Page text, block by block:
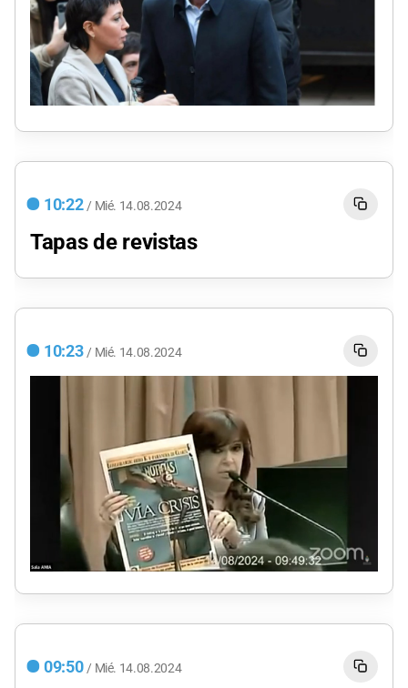
10:22 / Mié. 14.08.2024
Tapas de revistas
10:23 / Mié. 14.08.2024
seconds
0
09:50 / Mié. 14.08.2024